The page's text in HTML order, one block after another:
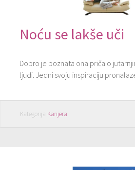
Noću se lakše uči
Dobro je poznata ona priča o
ljudi. Jedni svoju inspiraciju pronalaze
Kategorija Karijera